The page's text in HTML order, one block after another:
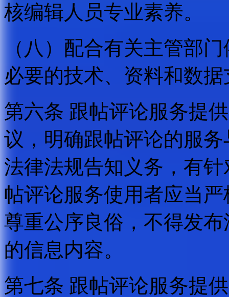
核编辑人员专业素养。
（八）配合有关主管部
必要的技术、资料和数
第六条 跟帖评论服务提
议，明确跟帖评论的服
法律法规告知义务，有
帖评论服务使用者应当
尊重公序良俗，不得发
的信息内容。
第七条 跟帖评论服务提